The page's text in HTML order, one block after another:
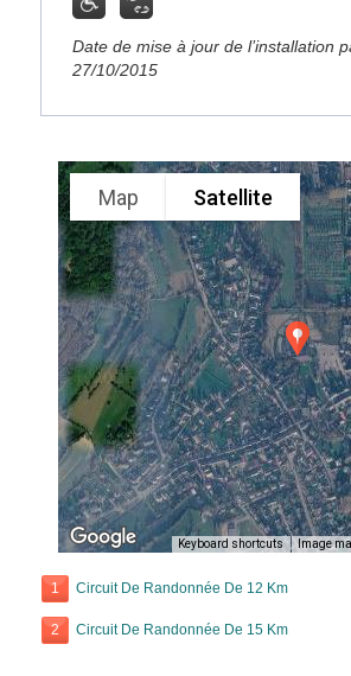
Date de mise à jour de l’installation
27/10/2015
Map Satellite
Keyboard shortcuts Image
1 Circuit De Randonnée De 12 Km
2 Circuit De Randonnée De 15 Km